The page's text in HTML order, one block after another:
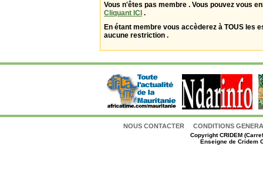
Vous n'êtes pas membre . Vous pouvez vous
Cliquant ICI .
En étant membre vous accèderez à TOUS les
aucune restriction .
NOUS CONTACTER CONDITIONS
CopyrightCRIDEM
Enseigne de Cridem